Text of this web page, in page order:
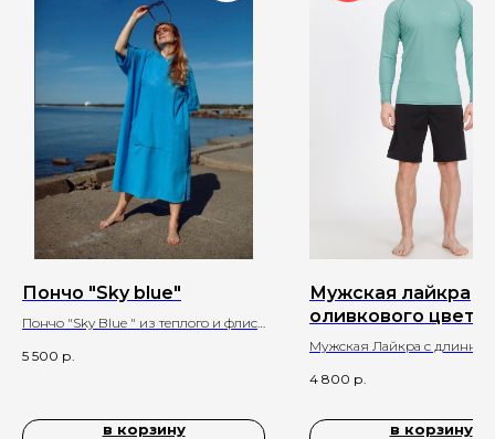
Пончо "Sky blue"
Пончо "Sky Blue " из теплого и флиса
5 500 р.
в корзину
Мужская лайкра
оливкового цвета
длинными
Мужская Лайкра с
4 800 р.
в корзину